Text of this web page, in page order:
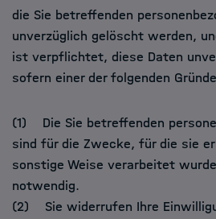
die Sie betreffenden
unverzüglich gelöscht werden,
ist verpflichtet, diese Daten
sofern einer der folgenden
(1) Die Sie betreffenden
sind für die Zwecke, für die sie
sonstige Weise verarbeitet
notwendig.
(2) Sie widerrufen Ihre